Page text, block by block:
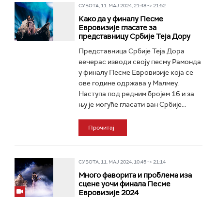
СУБОТА, 11. МАЈ 2024, 21:48 -> 21:52
Како да у финалу Песме
Евровизије гласате за
представницу Србије Теја Дору
Представница Србије Теја Дора
вечерас изводи своју песму Рамонда
у финалу Песме Евровизије која се
ове године одржава у Малмеу.
Наступа под редним бројем 16 и за
њу је могуће гласати ван Србије...
Прочитај
СУБОТА, 11. МАЈ 2024, 10:45 -> 21:14
Много фаворита и проблемa иза
сцене уочи финала Песме
Евровизије 2024